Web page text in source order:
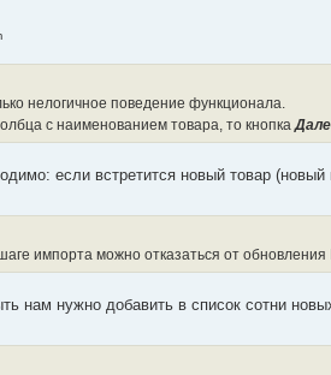
нелогичное поведение функционала.
с наименованием товара, то кнопка
если встретится новый товар
импорта можно отказаться от
нам нужно добавить в список сотни